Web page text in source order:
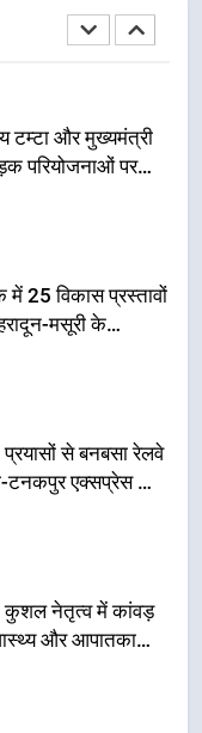
परियोजनाओं पर
में 25 विकास प्रस्तावों
मसूरी के
मिलेगी रफ्तार
से बनबसा रेलवे
एक्सप्रेस का
कुशल नेतृत्व में कांवड़
और आपातकालीन
व्यवस्था
कि पेंशन राशि का
तरीके से सीधे
में हस्तांतरण किया जा